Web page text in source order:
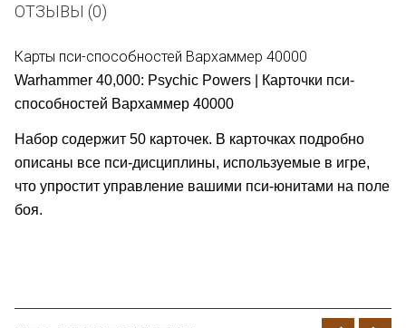
ОТЗЫВЫ (0)
Карты пси-способностей Вархаммер 40000
Warhammer 40,000: Psychic Powers | Карточки пси-
способностей Вархаммер 40000
Набор содержит 50 карточек. В карточках подробно
описаны все пси-дисциплины, используемые в игре,
что упростит управление вашими пси-юнитами на поле
боя.